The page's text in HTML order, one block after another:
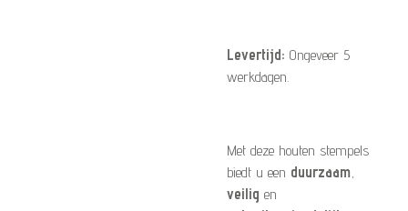
Levertijd: Ongeveer 5
werkdagen.
Met deze houten stempels
biedt u een duurzaam
veilig en